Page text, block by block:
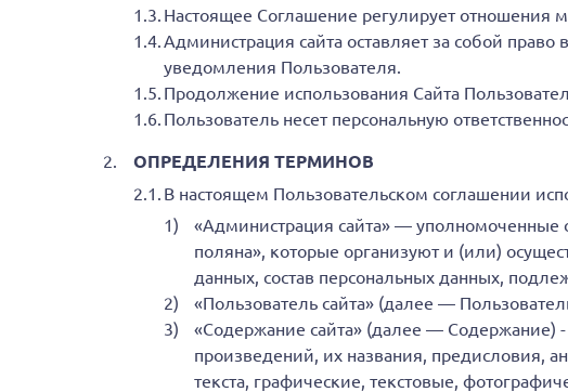
Настоящее Соглашение регулирует отношения
Администрация сайта оставляет за собой
уведомления Пользователя.
Продолжение использования Сайта
Пользователь несет персональную
ОПРЕДЕЛЕНИЯ ТЕРМИНОВ
В настоящем Пользовательском соглашении
«Администрация сайта» — уполномоченные
поляна», которые организуют и (или)
данных, состав персональных данных,
«Пользователь сайта» (далее —
«Содержание сайта» (далее — Содержание) -
произведений, их названия, предисловия,
текста, графические, текстовые,